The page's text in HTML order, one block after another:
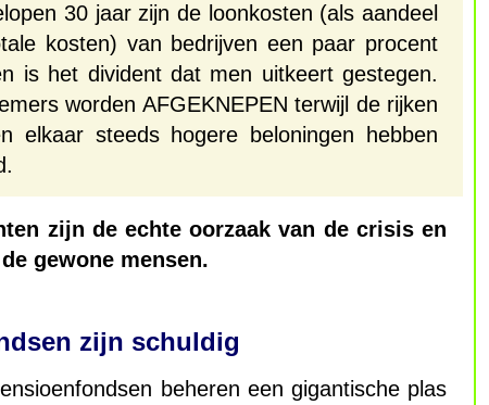
30 jaar zijn de loonkosten (als aandeel
kosten) van bedrijven een paar procent
is het divident dat men uitkeert gestegen.
worden AFGEKNEPEN terwijl de rijken
elkaar steeds hogere beloningen hebben
zijn de echte oorzaak van de crisis en
gewone mensen.
zijn schuldig
beheren een gigantische plas